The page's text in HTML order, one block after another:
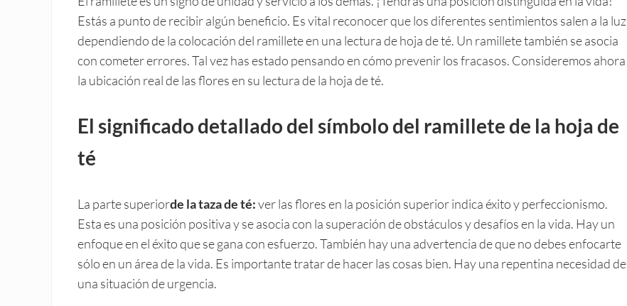
Estás a punto de recibir algún beneficio. Es vital reconocer que los diferentes sentimientos salen a la luz
dependiendo de la colocación del ramillete en una lectura de hoja de té. Un ramillete también se asocia
con cometer errores. Tal vez has estado pensando en cómo prevenir los fracasos. Consideremos ahora
la ubicación real de las flores en su lectura de la hoja de té.
El significado detallado del símbolo del ramillete de la hoja de
té
La parte superiorde la taza de té:ver las flores en la posición superior indica éxito y perfeccionismo.
Esta es una posición positiva y se asocia con la superación de obstáculos y desafíos en la vida. Hay un
enfoque en el éxito que se gana con esfuerzo. También hay una advertencia de que no debes enfocarte
sólo en un área de la vida. Es importante tratar de hacer las cosas bien. Hay una repentina necesidad de
una situación de urgencia.